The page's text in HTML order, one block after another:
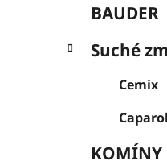
BAUDER
Suché
Cemix
Caparol
KOMÍNY